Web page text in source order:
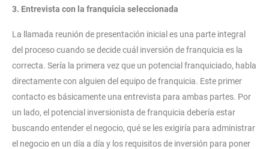
3. Entrevista con la franquicia seleccionada
La llamada reunión de presentación inicial es una parte integral
del proceso cuando se decide cuál inversión de franquicia es la
correcta. Sería la primera vez que un potencial franquiciado, habla
directamente con alguien del equipo de franquicia. Este primer
contacto es básicamente una entrevista para ambas partes. Por
un lado, el potencial inversionista de franquicia debería estar
buscando entender el negocio, qué se les exigiría para administrar
el negocio en un día a día y los requisitos de inversión para poner